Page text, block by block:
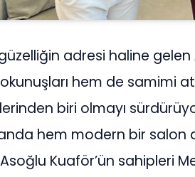
adresi haline gelen
hem de samimi
biri olmayı
anda hem modern bir
Asoğlu Kuaför’ün sahipleri